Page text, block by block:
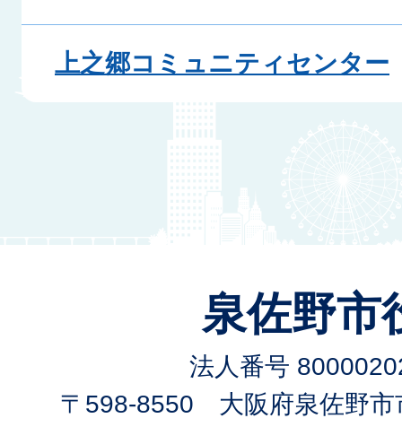
上之郷コミュニティセンター
泉佐野市
法人番号
〒598-8550 大阪府泉佐野市